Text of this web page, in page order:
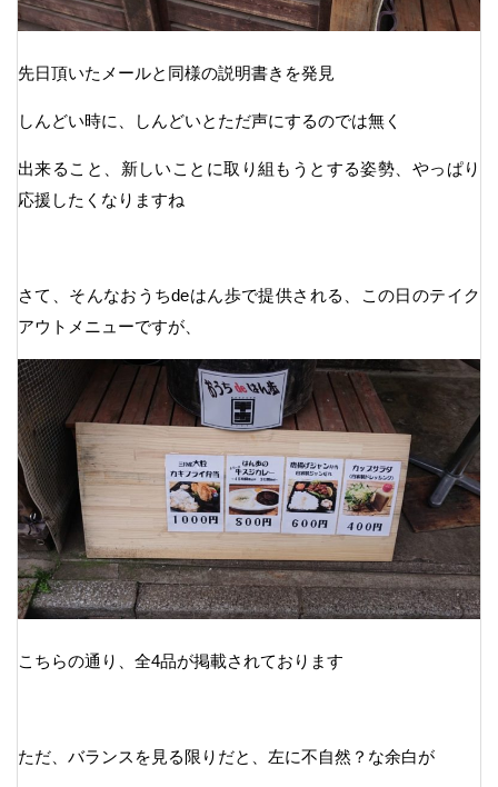
先日頂いたメールと同様の説明書きを発見
しんどい時に、しんどいとただ声にするのでは無く
出来ること、新しいことに取り組もうとする姿勢、やっぱり
応援したくなりますね
さて、そんなおうちdeはん歩で提供される、この日のテイク
アウトメニューですが、
こちらの通り、全4品が掲載されております
ただ、バランスを見る限りだと、左に不自然？な余白が